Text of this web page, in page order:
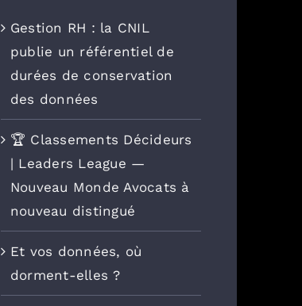
Gestion RH : la CNIL
publie un référentiel de
durées de conservation
des données
🏆 Classements Décideurs
| Leaders League —
Nouveau Monde Avocats à
nouveau distingué
Et vos données, où
dorment-elles ?